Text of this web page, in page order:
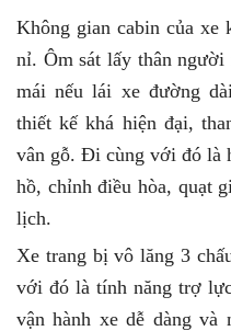
Không gian cabin của xe
nỉ. Ôm sát lấy thân
mái nếu lái xe đường
thiết kế khá hiện đại,
vân gỗ. Đi cùng với đó là
hồ, chỉnh điều hòa, quạt
lịch.
Xe trang bị vô lăng 3
với đó là tính năng trợ
vận hành xe dễ dàng và